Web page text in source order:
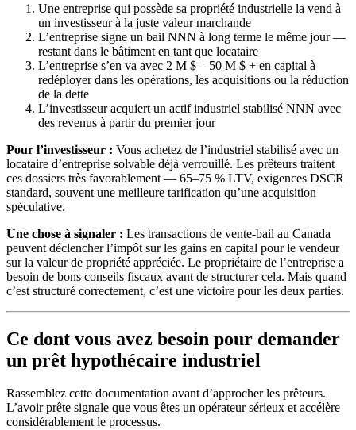
Une entreprise qui possède sa propriété industrielle la vend à
un investisseur à la juste valeur marchande
L’entreprise signe un bail NNN à long terme le même jour —
restant dans le bâtiment en tant que locataire
L’entreprise s’en va avec 2 M $ – 50 M $ + en capital à
redéployer dans les opérations, les acquisitions ou la réduction
de la dette
L’investisseur acquiert un actif industriel stabilisé NNN avec
des revenus à partir du premier jour
Pour l’investisseur : Vous achetez de l’industriel stabilisé avec un
locataire d’entreprise solvable déjà verrouillé. Les prêteurs traitent
ces dossiers très favorablement — 65–75 % LTV, exigences DSCR
standard, souvent une meilleure tarification qu’une acquisition
spéculative.
Une chose à signaler : Les transactions de vente-bail au Canada
peuvent déclencher l’impôt sur les gains en capital pour le vendeur
sur la valeur de propriété appréciée. Le propriétaire de l’entreprise a
besoin de bons conseils fiscaux avant de structurer cela. Mais quand
c’est structuré correctement, c’est une victoire pour les deux parties.
Ce dont vous avez besoin pour demander
un prêt hypothécaire industriel
Rassemblez cette documentation avant d’approcher les prêteurs.
L’avoir prête signale que vous êtes un opérateur sérieux et accélère
considérablement le processus.